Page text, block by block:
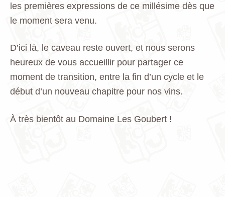
les premières expressions de ce millésime dès que
le moment sera venu.
D’ici là, le caveau reste ouvert, et nous serons
heureux de vous accueillir pour partager ce
moment de transition, entre la fin d’un cycle et le
début d’un nouveau chapitre pour nos vins.
À très bientôt au Domaine Les Goubert !